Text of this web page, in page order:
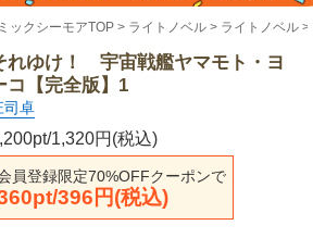
ックシーモアTOP ライトノベル ライトノベル
れゆけ！ 宇宙戦艦ヤマモト・ヨ
コ【完全版】1
司卓
1,320円(税込)
員登録限定70%OFFクーポンで
396円(税込)